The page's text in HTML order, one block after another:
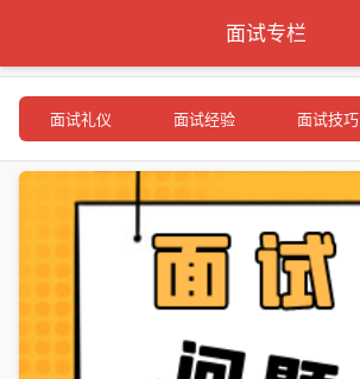
面试专栏
面试礼仪 面试经验 面试技巧